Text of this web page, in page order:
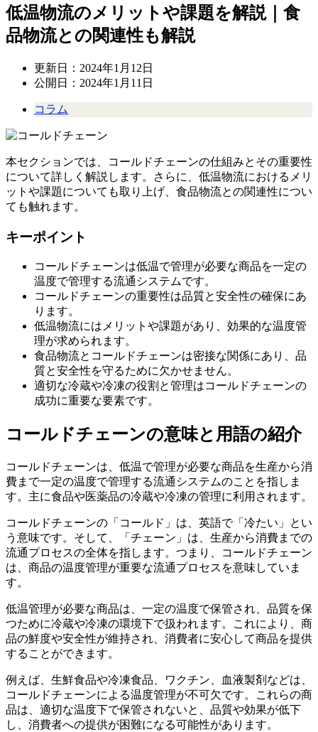
低温物流のメリットや課題を解説｜食
品物流との関連性も解説
更新日： 2024年1月12日
公開日： 2024年1月11日
コラム
本セクションでは、コールドチェーンの仕組みとその重要性
について詳しく解説します。さらに、低温物流におけるメリ
ットや課題についても取り上げ、食品物流との関連性につい
ても触れます。
キーポイント
コールドチェーンは低温で管理が必要な商品を一定の
温度で管理する流通システムです。
コールドチェーンの重要性は品質と安全性の確保にあ
ります。
低温物流にはメリットや課題があり、効果的な温度管
理が求められます。
食品物流とコールドチェーンは密接な関係にあり、品
質と安全性を守るために欠かせません。
適切な冷蔵や冷凍の役割と管理はコールドチェーンの
成功に重要な要素です。
コールドチェーンの意味と用語の紹介
コールドチェーンは、低温で管理が必要な商品を生産から消
費まで一定の温度で管理する流通システムのことを指しま
す。主に食品や医薬品の冷蔵や冷凍の管理に利用されます。
コールドチェーンの「コールド」は、英語で「冷たい」とい
う意味です。そして、「チェーン」は、生産から消費までの
流通プロセスの全体を指します。つまり、コールドチェーン
は、商品の温度管理が重要な流通プロセスを意味していま
す。
低温管理が必要な商品は、一定の温度で保管され、品質を保
つために冷蔵や冷凍の環境下で扱われます。これにより、商
品の鮮度や安全性が維持され、消費者に安心して商品を提供
することができます。
例えば、生鮮食品や冷凍食品、ワクチン、血液製剤などは、
コールドチェーンによる温度管理が不可欠です。これらの商
品は、適切な温度下で保管されないと、品質や効果が低下
し、消費者への提供が困難になる可能性があります。